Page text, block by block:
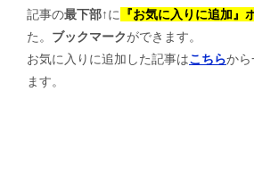
記事の最下部↑に 『お気に入りに追加』
た。 ブックマークができます。
お気に入りに追加した記事はこちらから
ます。